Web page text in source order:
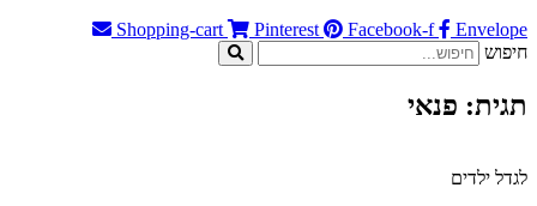
Shopping-cart
Pinterest Facebook-f
Envelope
חיפוש
תגית: פנאי
לגדל ילדים